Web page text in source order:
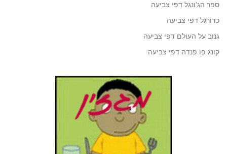
ספר הג'ונגל דפי צביעה
כדורגל דפי צביעה
גנוב על העולם דפי צביעה
קונג פו פנדה דפי צביעה